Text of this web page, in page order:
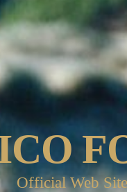
Official Web Site